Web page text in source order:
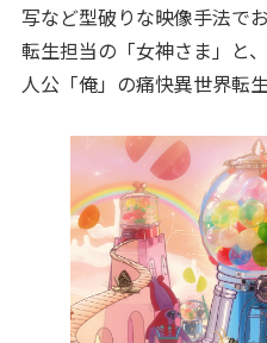
写など型破りな映像手法で
転生担当の「女神さま」と
人公「俺」の痛快異世界転